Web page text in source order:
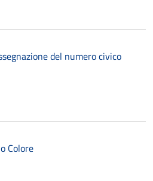
del numero civico
Colore